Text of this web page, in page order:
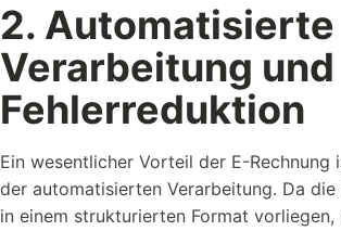
2. Automatisierte
Verarbeitung und
Fehlerreduktion
Ein wesentlicher Vorteil der E-
der automatisierten Verarbeitung. Da die
in einem strukturierten Format